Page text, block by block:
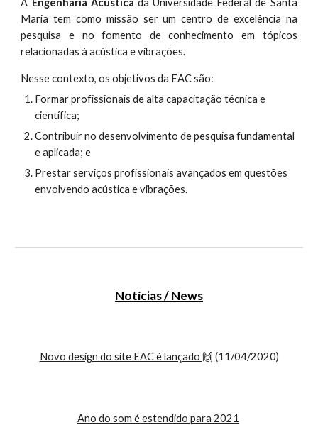
A Engenharia Acústica da Universidade Federal de Santa
Maria tem como missão ser um centro de excelência na
pesquisa e no fomento de conhecimento em tópicos
relacionadas à acústica e vibrações.
Nesse contexto, os objetivos da EAC são:
Formar profissionais de alta capacitação técnica e
científica;
Contribuir no desenvolvimento de pesquisa fundamental
e aplicada; e
Prestar serviços profissionais avançados em questões
envolvendo acústica e vibrações.
Notícias / News
Novo design do site EAC é lançado 🙌 (11/04/2020)
Ano do som é estendido para 2021